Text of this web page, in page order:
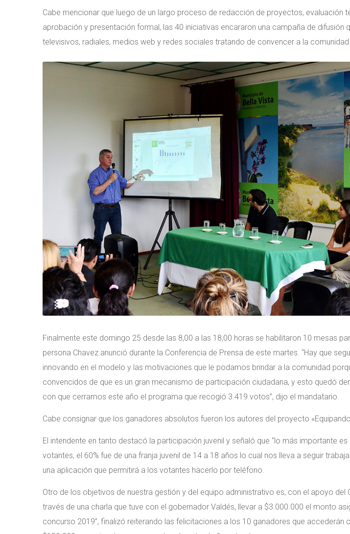
Cabe mencionar que luego de un largo proceso de redacción de proyectos, evaluación
aprobación y presentación formal, las 40 iniciativas encararon una campaña de difusión
televisivos, radiales, medios web y redes sociales tratando de convencer a la
Finalmente este domingo 25 desde las 8,00 a las 18,00 horas se habilitaron 10 mesas
persona Chavez anunció durante la Conferencia de Prensa de este martes. “Hay que
innovando en el modelo y las motivaciones que le podamos brindar a la comunidad
convencidos de que es un gran mecanismo de participación ciudadana, y esto quedó
con que cerramos este año el programa que recogió 3.419 votos”, dijo el mandatario.
Cabe consignar que los ganadores absolutos fueron los autores del proyecto
El intendente en tanto destacó la participación juvenil y señaló que “lo más importante
votantes, el 60% fue de una franja juvenil de 14 a 18 años lo cual nos lleva a seguir
una aplicación que permitirá a los votantes hacerlo por teléfono.
Otro de los objetivos de nuestra gestión y del equipo administrativo es, con el apoyo del
través de una charla que tuve con el gobernador Valdés, llevar a $3.000.000 el monto
concurso 2019”, finalizó reiterando las felicitaciones a los 10 ganadores que accederán